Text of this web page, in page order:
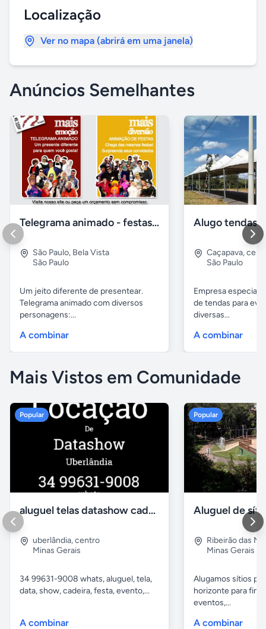
Localização
Ver no mapa (abrirá em uma janela)
Anúncios Semelhantes
Telegrama animado - festas - presentes e eventos
São Paulo, Bela Vista
São Paulo
Um jeito diferente de presentear.
Telegrama animado com diversos
personagens:...
A combinar
Caçapava,
São Paulo
Empresa
de tendas para
diversas...
A combinar
Mais Vistos em Comunidade
Popular
aluguel telas datashow cadeiras uberlândia
uberlândia,centro
Minas Gerais
34 99631-9008 whats, aluguel, tela,
data, show, cadeira, festa, evento,...
A combinar
Popular
Ribeirão das
Minas Gerais
Alugamos sítios
horizonte para
eventos,...
A combinar